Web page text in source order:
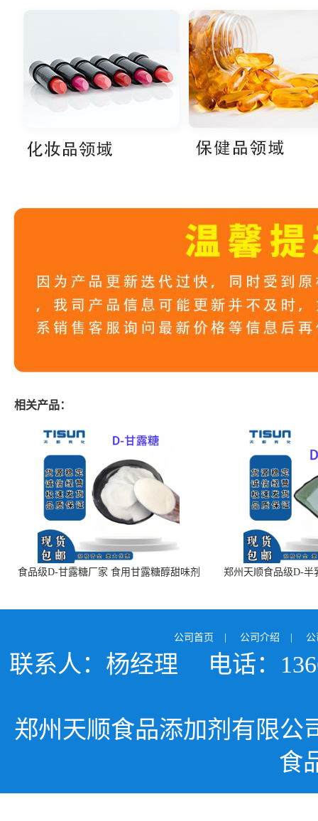
相关产品：
食品级D-甘露糖厂家 食用甘露糖醇甜味剂
郑州天顺食品级D-半
公司首页 | 公司介绍 |
联系人：杨经理 电话：
郑州天顺食品添加剂有限公
食